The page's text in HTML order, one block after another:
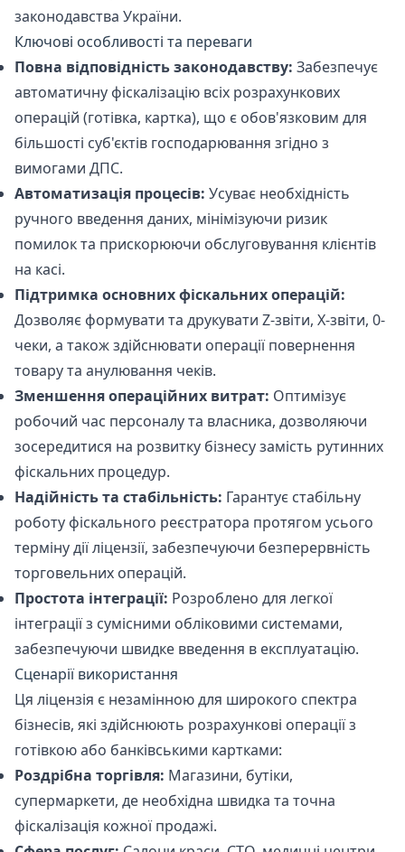
законодавства України.
Ключові особливості та переваги
Повна відповідність законодавству: Забезпечує
автоматичну фіскалізацію всіх розрахункових
операцій (готівка, картка), що є обов'язковим для
більшості суб'єктів господарювання згідно з
вимогами ДПС.
Автоматизація процесів: Усуває необхідність
ручного введення даних, мінімізуючи ризик
помилок та прискорюючи обслуговування клієнтів
на касі.
Підтримка основних фіскальних операцій:
Дозволяє формувати та друкувати Z-звіти, X-звіти, 0-
чеки, а також здійснювати операції повернення
товару та анулювання чеків.
Зменшення операційних витрат: Оптимізує
робочий час персоналу та власника, дозволяючи
зосередитися на розвитку бізнесу замість рутинних
фіскальних процедур.
Надійність та стабільність: Гарантує стабільну
роботу фіскального реєстратора протягом усього
терміну дії ліцензії, забезпечуючи безперервність
торговельних операцій.
Простота інтеграції: Розроблено для легкої
інтеграції з сумісними обліковими системами,
забезпечуючи швидке введення в експлуатацію.
Сценарії використання
Ця ліцензія є незамінною для широкого спектра
бізнесів, які здійснюють розрахункові операції з
готівкою або банківськими картками:
Роздрібна торгівля: Магазини, бутіки,
супермаркети, де необхідна швидка та точна
фіскалізація кожної продажі.